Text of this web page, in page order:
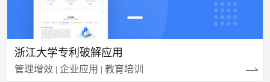
浙江大学专利破解应用
管理增效 | 企业应用 | 教育培训